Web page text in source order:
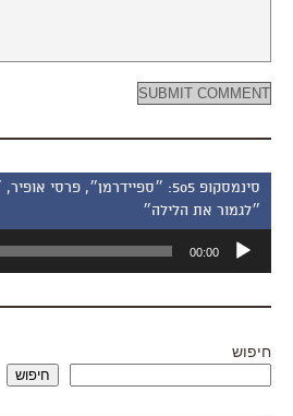
סינמסקופ 505: ״ספיידרמן״, פרסי
״לגמור את הלילה״
אודיו
00:00
חיפוש
חיפוש